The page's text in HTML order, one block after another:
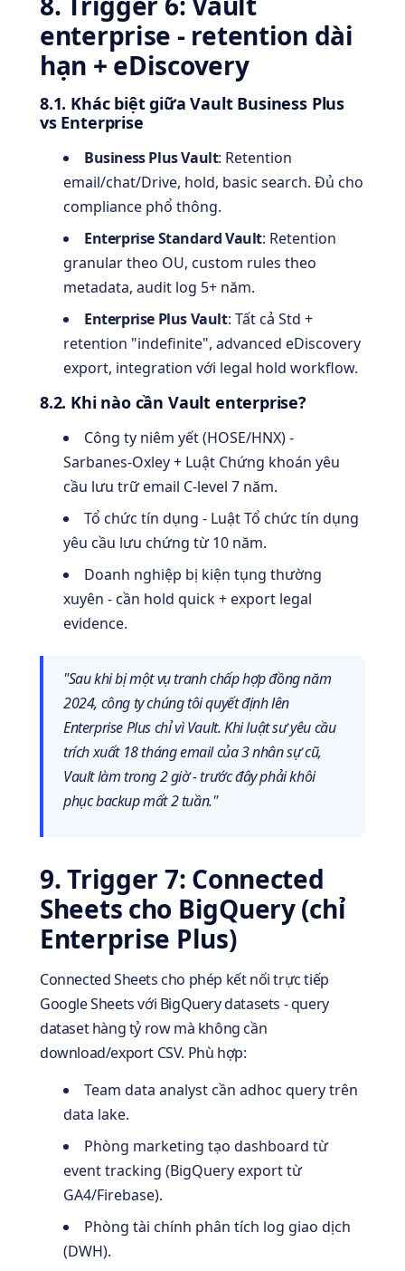
enterprise - retention dài
hạn + eDiscovery
8.1. Khác biệt giữa Vault Business Plus
vs Enterprise
Business Plus Vault: Retention
email/chat/Drive, hold, basic search. Đủ cho
compliance phổ thông.
Enterprise Standard Vault: Retention
granular theo OU, custom rules theo
metadata, audit log 5+ năm.
Enterprise Plus Vault: Tất cả Std +
retention "indefinite", advanced eDiscovery
export, integration với legal hold workflow.
8.2. Khi nào cần Vault enterprise?
Công ty niêm yết (HOSE/HNX) -
Sarbanes-Oxley + Luật Chứng khoán yêu
cầu lưu trữ email C-level 7 năm.
Tổ chức tín dụng - Luật Tổ chức tín dụng
yêu cầu lưu chứng từ 10 năm.
Doanh nghiệp bị kiện tụng thường
xuyên - cần hold quick + export legal
evidence.
"Sau khi bị một vụ tranh chấp hợp đồng năm
2024, công ty chúng tôi quyết định lên
Enterprise Plus chỉ vì Vault. Khi luật sư yêu cầu
trích xuất 18 tháng email của 3 nhân sự cũ,
Vault làm trong 2 giờ - trước đây phải khôi
phục backup mất 2 tuần."
9. Trigger 7: Connected
Sheets cho BigQuery (chỉ
Enterprise Plus)
Connected Sheets cho phép kết nối trực tiếp
Google Sheets với BigQuery datasets - query
dataset hàng tỷ row mà không cần
download/export CSV. Phù hợp:
Team data analyst cần adhoc query trên
data lake.
Phòng marketing tạo dashboard từ
event tracking (BigQuery export từ
GA4/Firebase).
Phòng tài chính phân tích log giao dịch
(DWH).